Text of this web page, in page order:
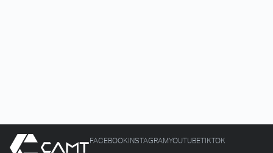
โปรแกรมคอมพิวเตอร์ หรือระบบปฏิบัติการ การออกแบบและ
พัฒนาเว็บไซต์ รวมถึงการพัฒนาซอฟต์แวร์ฝังตัวแบบปฏิสัมพันธ์
FACEBOOK INSTAGRAMYOUTUBE TIKTOK